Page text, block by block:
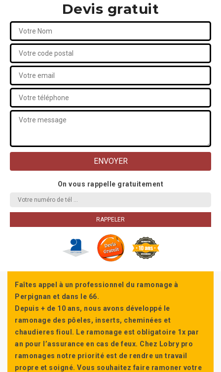
Devis gratuit
On vous rappelle gratuitement
Faîtes appel à un professionnel du ramonage à
Perpignan et dans le 66.
Depuis + de 10 ans, nous avons développé le
ramonage des pôeles, inserts, cheminées et
chaudieres fioul. Le ramonage est obligatoire 1x par
an pour l’assurance en cas de feux. Chez Lobry pro
ramonages notre priorité est de rendre un travail
propre et soigné. Vous souhaitez faire ramoner votre